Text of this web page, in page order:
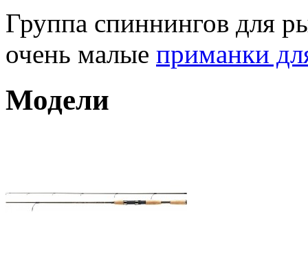
Группа спиннингов для
очень малые приманки
Модели